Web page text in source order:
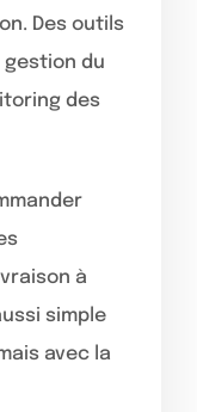
Des outils
du
des
à
simple
avec la